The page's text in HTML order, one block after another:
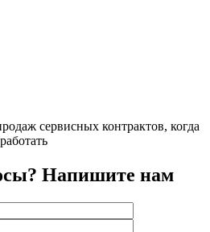
сервисных контрактов, когда
Напишите нам